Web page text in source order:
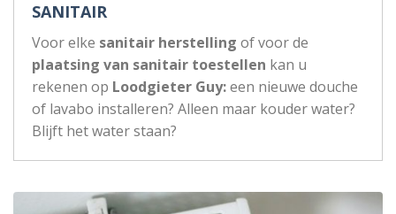
SANITAIR
Voor elke sanitair herstelling of voor de
plaatsing van sanitair toestellen kan u
rekenen op Loodgieter Guy:een nieuwe douche
of lavabo installeren? Alleen maar kouder water?
Blijft het water staan?